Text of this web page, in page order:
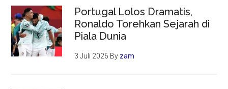
Portugal Lolos Dramatis,
Ronaldo Torehkan Sejarah di
Piala Dunia
3 Juli 2026 By zam